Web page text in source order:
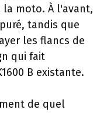
moto. À l'avant,
tandis que
les flancs de
qui fait
B existante.
de quel